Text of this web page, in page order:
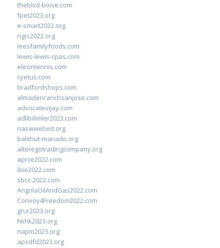
theblvd-boise.com
fpet2023.org
e-smart2022.org
ngrc2022.org
leesfamilyfoods.com
lewis-lewis-cpas.com
eleontennis.com
cyetus.com
bradfordshops.com
almadenranchsanjose.com
advocatevijay.com
adlibilimler2023.com
naswwebed.org
balithut-manado.org
alteregotradingcompany.org
aprce2022.com
ibie2022.com
sbcc-2022.com
AngolaOilAndGas2022.com
Convoy4Freedom2022.com
grur2023.org
hkhk2023.org
napm2023.org
apsdfd2023.org